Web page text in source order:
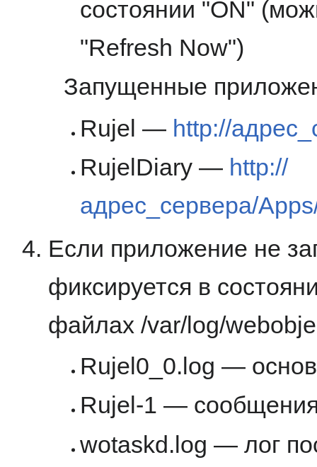
состоянии "ON"
"Refresh Now")
Запущенные
Rujel — http://
RujelDiary — http://
адрес_сервера/
Если приложение не
фиксируется в
файлах /var/log/
Rujel0_0.log —
Rujel-1 —
wotaskd.log — лог